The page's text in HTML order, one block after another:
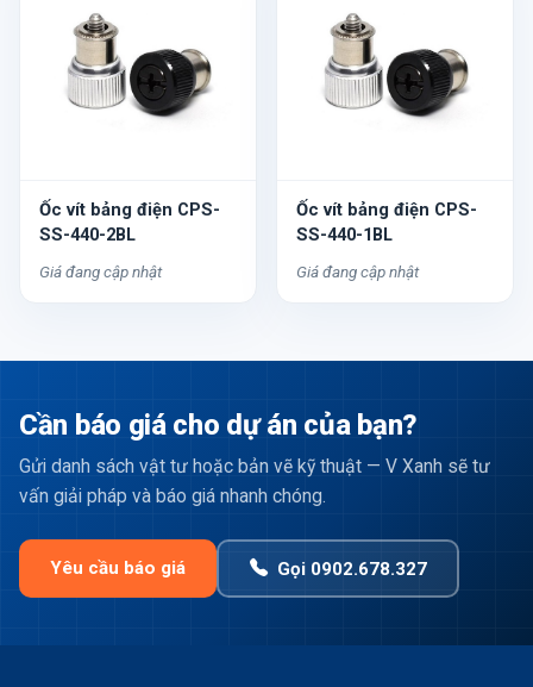
Ốc vít bảng điện CPS-
SS-440-2BL
Giá đang cập nhật
Ốc vít bảng điện CPS-
SS-440-1BL
Giá đang cập nhật
Cần báo giá cho dự án của bạn?
Gửi danh sách vật tư hoặc bản vẽ kỹ thuật — V Xanh sẽ tư
vấn giải pháp và báo giá nhanh chóng.
Yêu cầu báo giá Gọi 0902.678.327